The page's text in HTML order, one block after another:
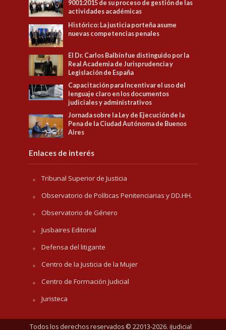
9001:2015 de su proceso de gestión de las
actividades académicas
Histórico: La justicia porteña asume
nuevas competencias penales
El Dr. Carlos Balbín fue distinguido por la
Real Academia de Jurisprudencia y
Legislación de España
Capacitación para Incentivar el uso del
lenguaje claro en los documentos
judiciales y administrativos
Jornada sobre la Ley de Ejecución de la
Pena de la Ciudad Autónoma de Buenos
Aires
Enlaces de interés
Tribunal Superior de Justicia
Observatorio de Políticas Penitenciarias y DD.HH.
Observatorio de Género
Jusbaires Editorial
Defensa del litigante
Centro de la Justicia de la Mujer
Centro de Formación Judicial
Juristeca
Todos los derechos reservados © 22013-2026. iJudicial